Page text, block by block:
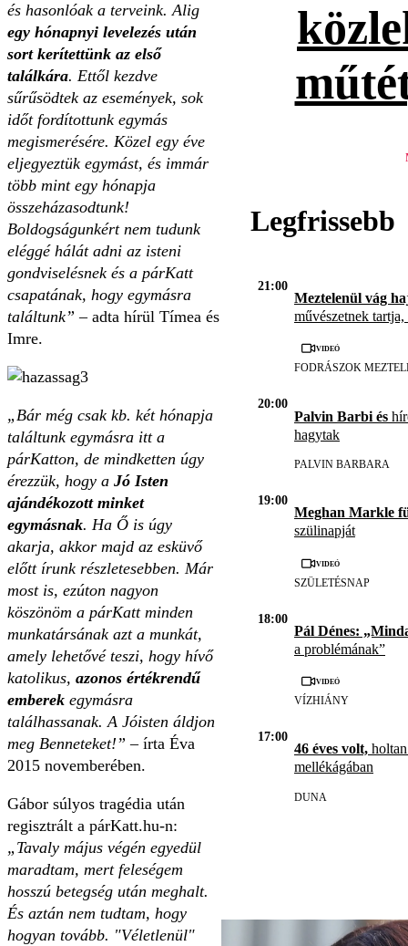
és hasonlóak a terveink. Alig
egy hónapnyi levelezés után
sort kerítettünk az első
találkára. Ettől kezdve
sűrűsödtek az események, sok
időt fordítottunk egymás
megismerésére. Közel egy éve
eljegyeztük egymást, és immár
több mint egy hónapja
összeházasodtunk!
Boldogságunkért nem tudunk
eléggé hálát adni az isteni
gondviselésnek és a párKatt
csapatának, hogy egymásra
találtunk” – adta hírül Tímea és
Imre.
„Bár még csak kb. két hónapja
találtunk egymásra itt a
párKatton, de mindketten úgy
érezzük, hogy a Jó Isten
ajándékozott minket
egymásnak. Ha Ő is úgy
akarja, akkor majd az esküvő
előtt írunk részletesebben. Már
most is, ezúton nagyon
köszönöm a párKatt minden
munkatársának azt a munkát,
amely lehetővé teszi, hogy hívő
katolikus, azonos értékrendű
emberek egymásra
találhassanak. A Jóisten áldjon
meg Benneteket!” – írta Éva
2015 novemberében.
Gábor súlyos tragédia után
regisztrált a párKatt.hu-n:
„Tavaly május végén egyedül
maradtam, mert feleségem
hosszú betegség után meghalt.
És aztán nem tudtam, hogy
hogyan tovább. "Véletlenül"
Legfrissebb
21:00
Meztelenül vág
művészetnek
Videó
FODRÁSZOK
20:00
Palvin Barbi és
hagytak
PALVIN BARBARA
19:00
Meghan Markle
szülinapját
Videó
SZÜLETÉSNAP
18:00
Pál Dénes:
a problémának”
Videó
VÍZHIÁNY
17:00
46 éves volt,
mellékágában
DUNA